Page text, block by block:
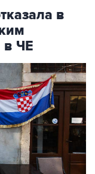
в
в ЧЕ